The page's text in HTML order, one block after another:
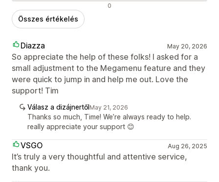
0
Összes értékelés
Diazza May 20, 2026
So appreciate the help of these folks! I asked for a
small adjustment to the Megamenu feature and they
were quick to jump in and help me out. Love the
support! Tim
Válasz a dizájnertőlMay 21, 2026
Thanks so much, Time! We’re always ready to help.
really appreciate your support 😊
VSGO Aug 26, 2025
It’s truly a very thoughtful and attentive service,
thank you.